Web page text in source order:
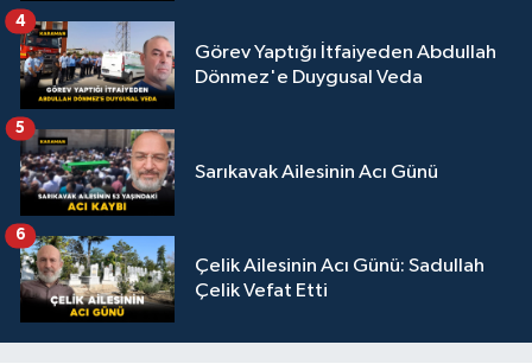
Görev Yaptığı İtfaiyeden Abdullah
Dönmez'e Duygusal Veda
4
Sarıkavak Ailesinin Acı Günü
5
Çelik Ailesinin Acı Günü: Sadullah
Çelik Vefat Etti
6